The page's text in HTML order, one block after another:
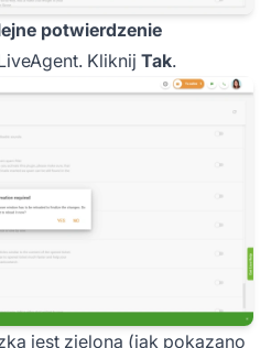
potwierdzenie
Kliknij Tak.
jest zielona (jak pokazano